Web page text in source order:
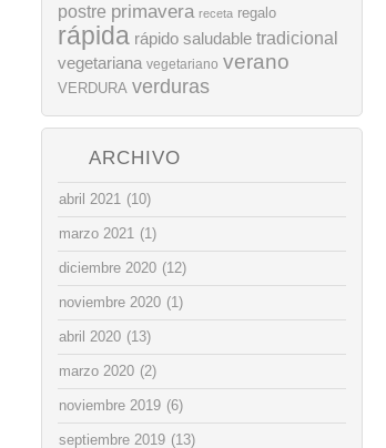
postre primavera receta regalo
rápida rápido saludable tradicional
vegetariana vegetariano verano
VERDURA verduras
ARCHIVO
abril 2021 (10)
marzo 2021 (1)
diciembre 2020 (12)
noviembre 2020 (1)
abril 2020 (13)
marzo 2020 (2)
noviembre 2019 (6)
septiembre 2019 (13)